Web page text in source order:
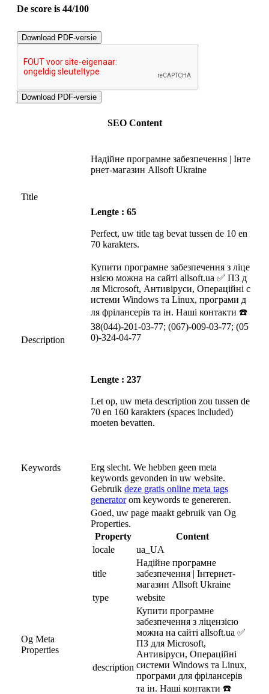
De score is 44/100
Download PDF-versie
SEO Content
Title
Надійне програмне забезпечення | Інте
рнет-магазин Allsoft Ukraine
Lengte : 65
Perfect, uw title tag bevat tussen de 10 en
70 karakters.
Description
Купити програмне забезпечення з ліце
нзією можна на сайті allsoft.ua ✅ ПЗ д
ля Microsoft, Антивіруси, Операційні с
истеми Windows та Linux, програми д
ля фрілансерів та ін. Наші контакти ☎️
38(044)-201-03-77; (067)-009-03-77; (05
0)-324-04-77
Lengte : 237
Let op, uw meta description zou tussen de
70 en 160 karakters (spaces included)
moeten bevatten.
Keywords
Erg slecht. We hebben geen meta
keywords gevonden in uw website.
Gebruik deze gratis online meta tags
generatorom keywords te genereren.
Og Meta
Properties
Goed, uw page maakt gebruik van Og
Properties.
Property
Content
locale
ua_UA
title
Надійне програмне
забезпечення | Інтернет-
магазин Allsoft Ukraine
type
website
description
Купити програмне
забезпечення з ліцензією
можна на сайті allsoft.ua ✅
ПЗ для Microsoft,
Антивіруси, Операційні
системи Windows та Linux,
програми для фрілансерів
та ін. Наші контакти ☎️